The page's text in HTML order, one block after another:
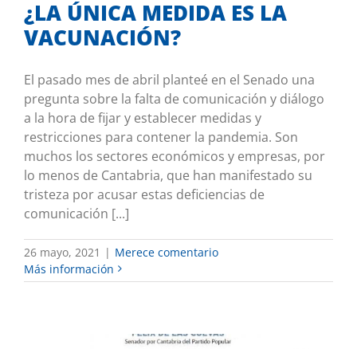
¿LA ÚNICA MEDIDA ES LA
VACUNACIÓN?
El pasado mes de abril planteé en el Senado una
pregunta sobre la falta de comunicación y diálogo
a la hora de fijar y establecer medidas y
restricciones para contener la pandemia. Son
muchos los sectores económicos y empresas, por
lo menos de Cantabria, que han manifestado su
tristeza por acusar estas deficiencias de
comunicación [...]
26 mayo, 2021 | Merece comentario
Más información